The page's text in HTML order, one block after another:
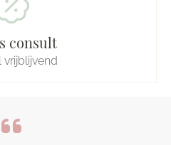
consult
vrijblijvend